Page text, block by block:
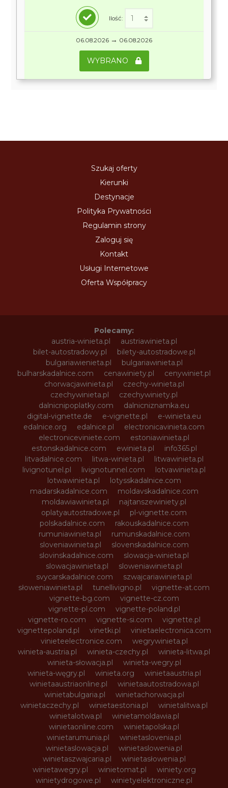
Ilość:
06.08.2026 → 06.08.2026
WYBRANO
Szukaj oferty
Kierunki
Destynacje
Polityka Prywatności
Regulamin strony
Zaloguj się
Kontakt
Usługi Internetowe
Oferta Współpracy
Polecamy:
austria-winieta.pl
austriawinieta.pl
bilet-autostradowy.pl
bilety-autostradowe.pl
bulgariawienieta.pl
bulgariawinieta.pl
bulharskadalnice.com
cenawiniety.pl
cenywiniet.pl
chorwacjawinieta.pl
czechy-winieta.pl
czechywinieta.pl
czechywiniety.pl
dalnicnipoplatky.com
dalnicniznamka.eu
digital-vignette.de
e-vignette.pl
e-winieta.eu
edalnice.org
edalnice.pl
electronicavinieta.com
electroniceviniete.com
estoniawinieta.pl
estonskadalnice.com
ewinieta.pl
info365.pl
litvadalnice.com
litwa-winieta.pl
litwawinieta.pl
livignotunel.pl
livignotunnel.com
lotvawinieta.pl
lotwawinieta.pl
lotysskadalnice.com
madarskadalnice.com
moldavskadalnice.com
moldawiawinieta.pl
najtanszewiniety.pl
oplatyautostradowe.pl
pl-vignette.com
polskadalnice.com
rakouskadalnice.com
rumuniawinieta.pl
rumunskadalnice.com
sloveniawinieta.pl
slovenskadalnice.com
slovinskadalnice.com
slowacja-winieta.pl
slowacjawinieta.pl
sloweniawinieta.pl
svycarskadalnice.com
szwajcariawinieta.pl
słoweniawinieta.pl
tunellivigno.pl
vignette-at.com
vignette-bg.com
vignette-cz.com
vignette-pl.com
vignette-poland.pl
vignette-ro.com
vignette-si.com
vignette.pl
vignettepoland.pl
vinetki.pl
vinietaelectronica.com
vinieteelectronice.com
wegrywinieta.pl
winieta-austria.pl
winieta-czechy.pl
winieta-litwa.pl
winieta-słowacja.pl
winieta-wegry.pl
winieta-węgry.pl
winieta.org
winietaaustria.pl
winietaaustriaonline.pl
winietaautostradowa.pl
winietabulgaria.pl
winietachorwacja.pl
winietaczechy.pl
winietaestonia.pl
winietalitwa.pl
winietalotwa.pl
winietamoldawia.pl
winietaonline.com
winietapolska.pl
winietarumunia.pl
winietaslovenia.pl
winietaslowacja.pl
winietaslowenia.pl
winietaszwajcaria.pl
winietasłowenia.pl
winietawegry.pl
winietomat.pl
winiety.org
winietydrogowe.pl
winietyelektroniczne.pl